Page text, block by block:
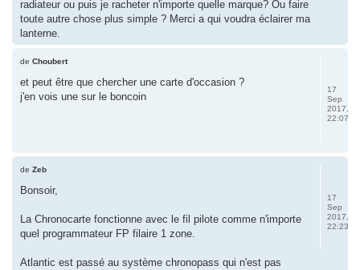
radiateur ou puis je racheter n'importe quelle marque? Ou faire
toute autre chose plus simple ? Merci a qui voudra éclairer ma
lanterne.
de Choubert
et peut être que chercher une carte d'occasion ?
j'en vois une sur le boncoin
17
Sep
2017,
22:07
de Zeb
Bonsoir,
La Chronocarte fonctionne avec le fil pilote comme n'importe
quel programmateur FP filaire 1 zone.
Atlantic est passé au système chronopass qui n'est pas
17
Sep
2017,
22:23